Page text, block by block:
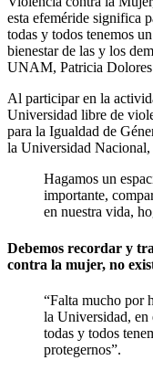
esta efeméride significa
todas y todos tenemos
bienestar de las y los
UNAM, Patricia
Al participar en la
Universidad libre de
para la Igualdad de
la Universidad
Hagamos un
importante,
en nuestra vida,
Debemos recordar y
contra la mujer, no
“Falta mucho por
la Universidad, en
todas y todos
protegernos”.